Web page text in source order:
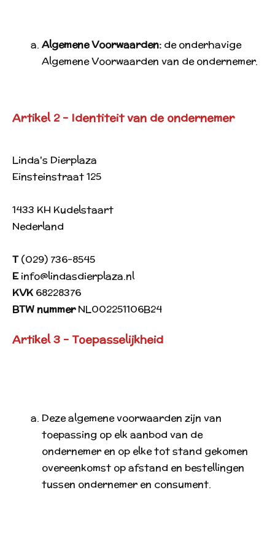
Algemene Voorwaarden: de onderhavige
Algemene Voorwaarden van de ondernemer.
Artikel 2 - Identiteit van de ondernemer
Linda's Dierplaza
Einsteinstraat 125
1433 KH Kudelstaart
Nederland
T(029) 736-8545
Einfo@lindasdierplaza.nl
KVK 68228376
BTW nummerNL002251106B24
Artikel 3 - Toepasselijkheid
Deze algemene voorwaarden zijn van
toepassing op elk aanbod van de
ondernemer en op elke tot stand gekomen
overeenkomst op afstand en bestellingen
tussen ondernemer en consument.